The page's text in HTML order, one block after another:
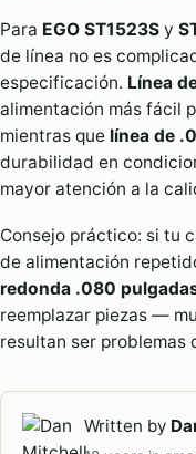
Para EGO ST1523S y
de línea no es
especificación. Línea
alimentación más fácil
mientras que línea de
durabilidad en
mayor atención a la
Consejo práctico: si tu
de alimentación
redonda .080
reemplazar piezas —
resultan ser problemas
Written by